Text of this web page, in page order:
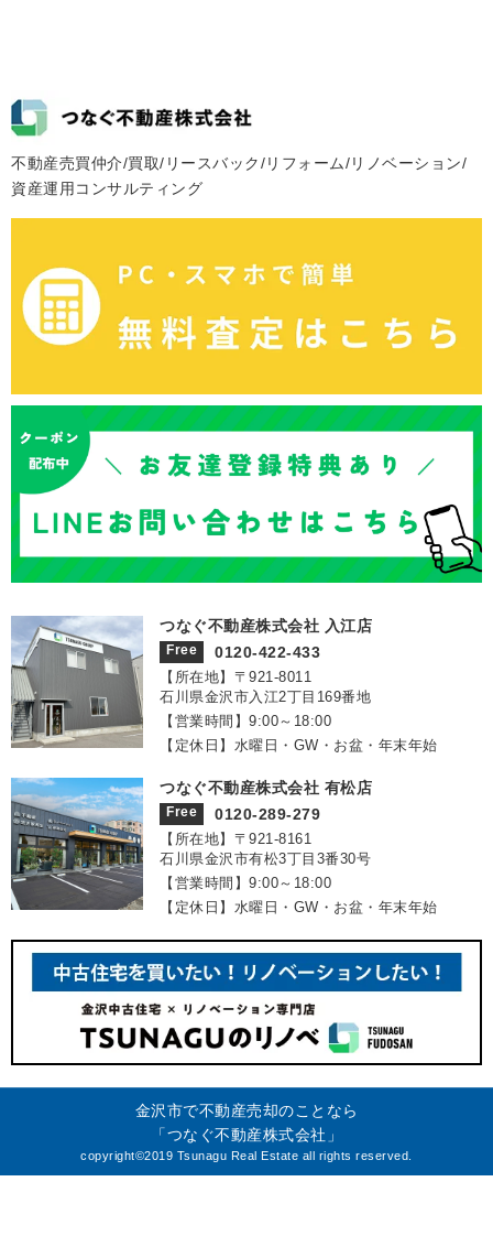
不動産売買仲介/買取/リースバック/リフォーム/リノベーション/
資産運用コンサルティング
つなぐ不動産株式会社 入江店
Free 0120-422-433
【所在地】〒921‐8011
石川県金沢市入江2丁目169番地
【営業時間】9:00～18:00
【定休日】水曜日・GW・お盆・年末年始
つなぐ不動産株式会社 有松店
Free 0120-289-279
【所在地】〒921‐8161
石川県金沢市有松3丁目3番30号
【営業時間】9:00～18:00
【定休日】水曜日・GW・お盆・年末年始
金沢市で不動産売却のことなら
「つなぐ不動産株式会社」
copyright©2019 Tsunagu Real Estate all rights reserved.